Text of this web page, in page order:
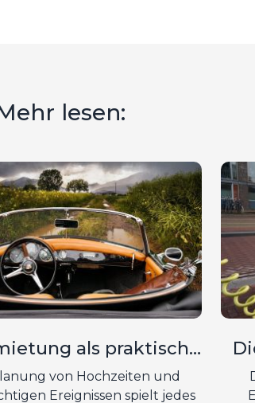
lesen:
als praktische
für Hochzeiten und
Anlässe
von Hochzeiten und
Ereignissen spielt jedes